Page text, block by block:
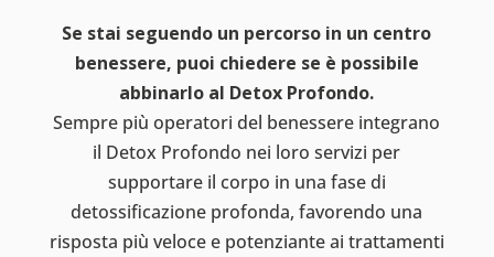
Se stai seguendo un percorso in un centro
benessere, puoi chiedere se è possibile
abbinarlo al Detox Profondo.
Sempre più operatori del benessere integrano
il Detox Profondo nei loro servizi per
supportare il corpo in una fase di
detossificazione profonda, favorendo una
risposta più veloce e potenziante ai trattamenti